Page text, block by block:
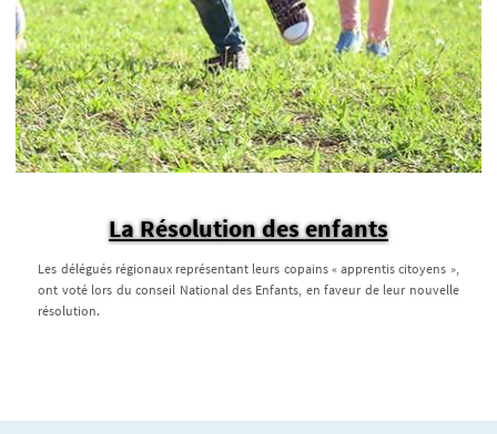
La Résolution des enfants
Les délégués régionaux représentant leurs copains « apprentis citoyens »,
ont voté lors du conseil National des Enfants, en faveur de leur nouvelle
résolution.